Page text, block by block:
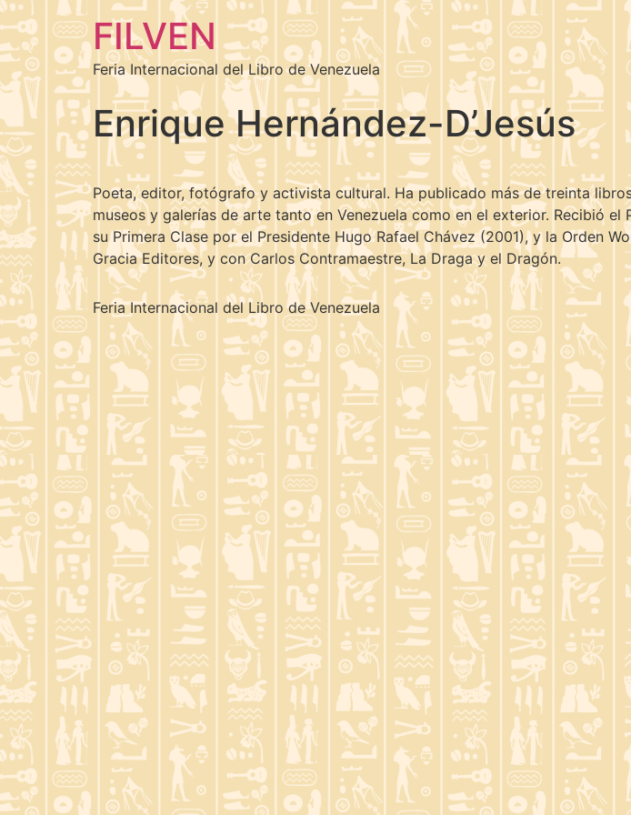
FILVEN
Feria Internacional del Libro de Venezuela
Enrique Hernández-D’Jesús
Poeta, editor, fotógrafo y activista cultural. Ha publicado más de treinta
museos y galerías de arte tanto en Venezuela como en el exterior. Recibió
su Primera Clase por el Presidente Hugo Rafael Chávez (2001), y la Orden
Gracia Editores, y con Carlos Contramaestre, La Draga y el Dragón.
Feria Internacional del Libro de Venezuela